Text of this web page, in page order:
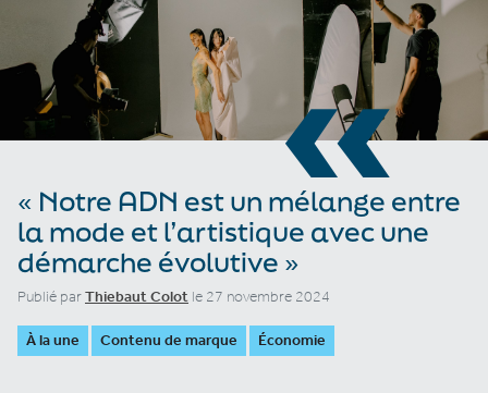
«
« Notre ADN est un mélange entre
la mode et l’artistique avec une
démarche évolutive »
Publié parThiebaut Colot le 27 novembre 2024
À la une Contenu de marque Économie